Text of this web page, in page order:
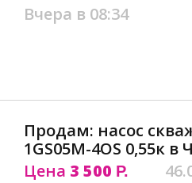
Вчера в 08:34
Продам: насос
1GS05M-4OS 0,55к в
Цена 3 500 Р.